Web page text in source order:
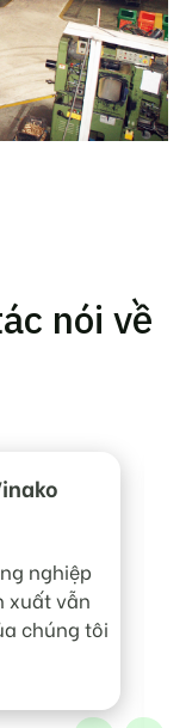
nói về
nghiệp
xuất vẫn
chúng tôi